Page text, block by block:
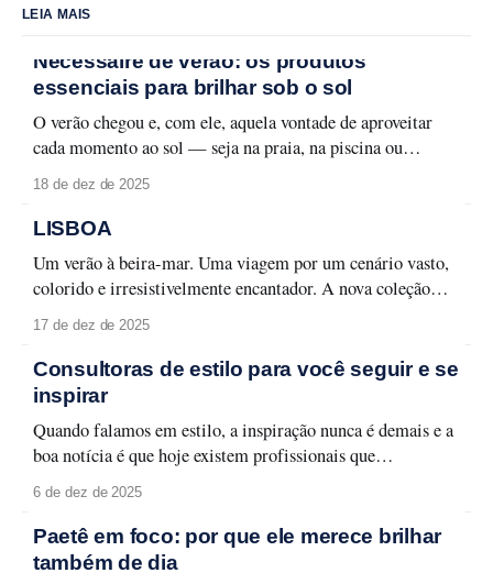
LEIA MAIS
Nécessaire de verão: os produtos
essenciais para brilhar sob o sol
O verão chegou e, com ele, aquela vontade de aproveitar
cada momento ao sol — seja na praia, na piscina ou
naquele passeio ao ar livre. Para curtir a temporada sem
impecável, é fundamental ter um nécessaire preparado.
18 de dez de 2025
LISBOA
Um verão à beira-mar. Uma viagem por um cenário vasto,
colorido e irresistivelmente encantador. A nova coleção
Lisboa celebra a capital lusitana em toda a sua forma leve e
contam histórias memoráveis. Lisboa se revela em detalhes
que traduzem seu espírito urbano
17 de dez de 2025
Consultoras de estilo para você seguir e se
inspirar
Quando falamos em estilo, a inspiração nunca é demais e a
boa notícia é que hoje existem profissionais que
transformam moda em aprendizado, aplicabilidade e
merecem atenção e que podem transformar a forma como
você olha para o seu guarda-roupa, sua rotina
6 de dez de 2025
Paetê em foco: por que ele merece brilhar
também de dia